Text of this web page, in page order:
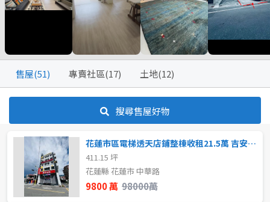
20~30 坪 30~40 坪
50~60 坪
60~70 坪 70~80 坪
樓層
不拘
20坪以下
30~40 坪
40~50 坪 50~60 坪
~
售屋(51) 專賣社區(17) 土地(12)
搜尋售屋好物
花蓮市區電梯透天店鋪整棟收租21.5萬 吉安房仲推薦
411.15 坪
花蓮縣 花蓮市 中華路
9800 萬 98000萬